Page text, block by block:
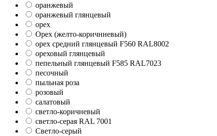
оранжевый
оранжевый глянцевый
орех
Орех (желто-коричнневый)
орех средний глянцевый F560 RAL8002
ореховый глянцевый
пепельный глянцевый F585 RAL7023
песочный
пыльная роза
розовый
салатовый
светло-коричневый
светло-серая RAL 7001
Светло-серый